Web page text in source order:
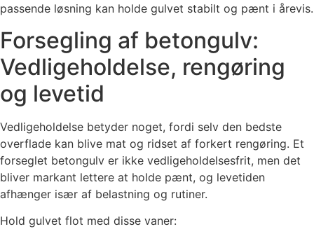
passende løsning kan holde gulvet stabilt og pænt i årevis.
Forsegling af betongulv:
Vedligeholdelse, rengøring
og levetid
Vedligeholdelse betyder noget, fordi selv den bedste
overflade kan blive mat og ridset af forkert rengøring. Et
forseglet betongulv er ikke vedligeholdelsesfrit, men det
bliver markant lettere at holde pænt, og levetiden
afhænger især af belastning og rutiner.
Hold gulvet flot med disse vaner: